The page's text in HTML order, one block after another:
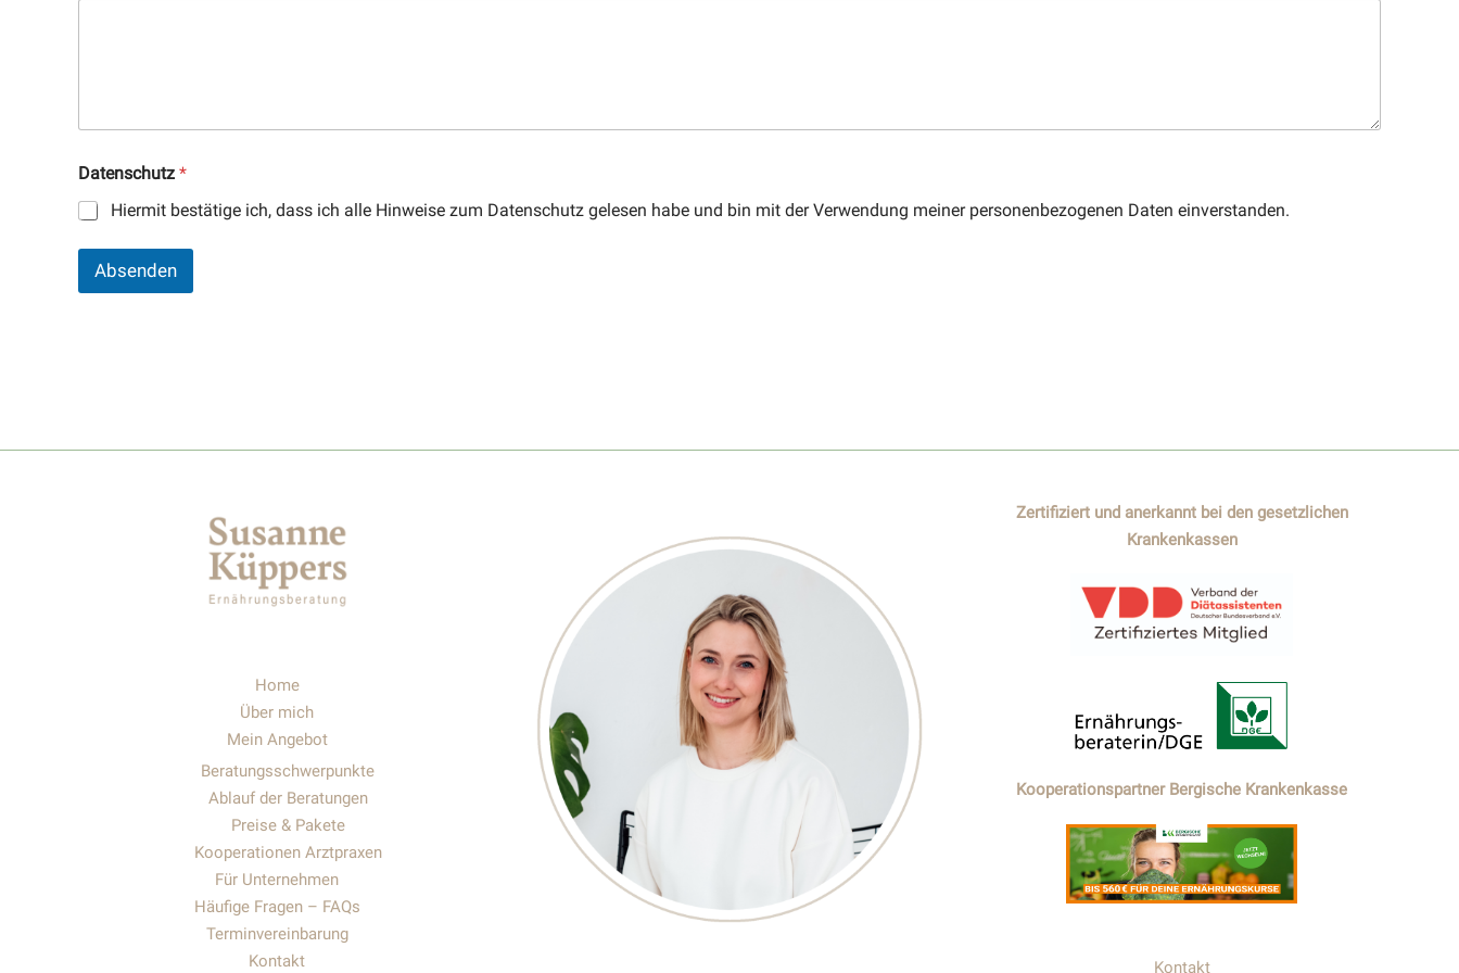
Datenschutz *
Hiermit bestätige ich, dass ich alle Hinweise zum Datenschutz gelesen habe und bin mit der Verwendung meiner personenbezogenen Daten einverstanden.
Absenden
n
Home
Über mich
Mein Angebot
Beratungsschwerpunkte
Ablauf der Beratungen
Preise & Pakete
Kooperationen Arztpraxen
Für Unternehmen
Häufige Fragen – FAQs
Terminvereinbarung
Kontakt
Zertifiziert und anerkannt bei den gesetzlichen
Krankenkassen
Kooperationspartner Bergische Krankenkasse
Kontakt